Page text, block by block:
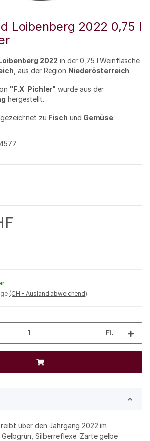
Loibenberg 2022 0,75 l
2022 in der 0,75 l Weinflasche
, aus der Region Niederösterreich.
"F.X. Pichler" wurde aus der
hergestellt.
zu Fisch und Gemüse.
(CH - Ausland abweichend)
Fl.
über den Jahrgang 2022 im
Silberreflexe. Zarte gelbe